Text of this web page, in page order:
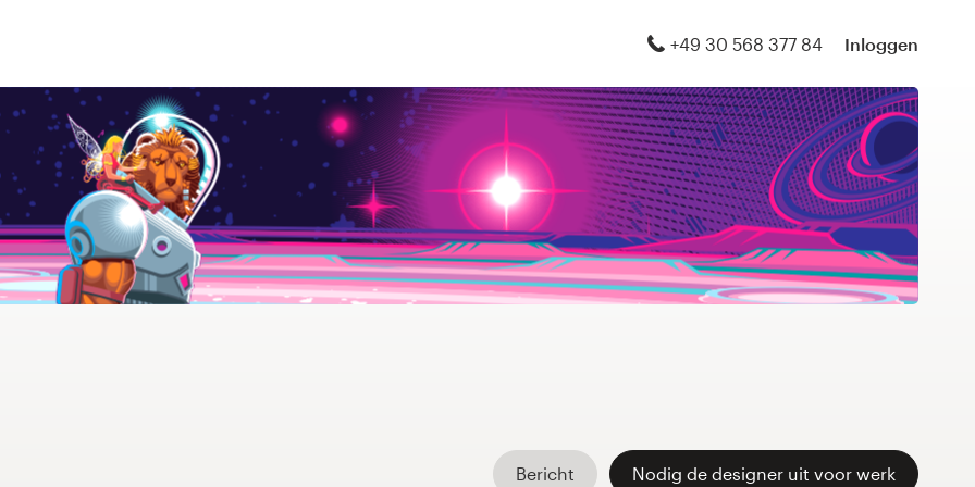
+49 30 568 377 84 Inloggen
Bericht Nodig de designer uit voor werk